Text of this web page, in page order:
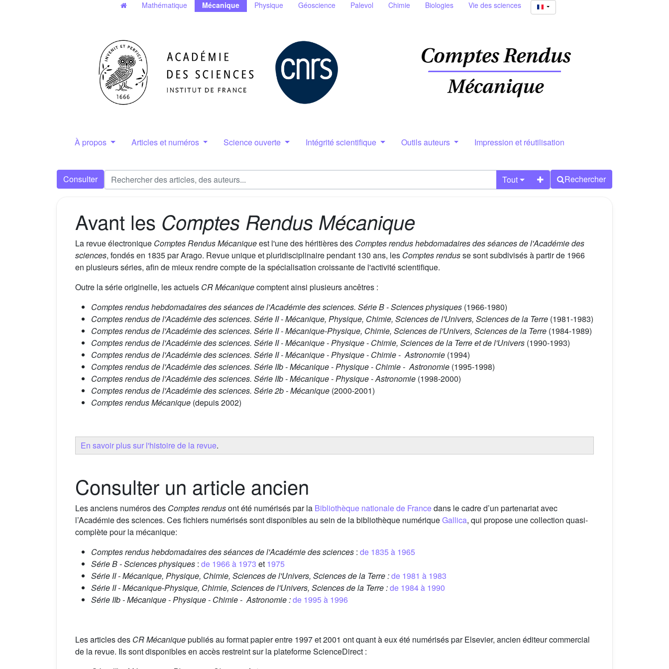
Mathématique Mécanique Physique Géoscience Palevol Chimie Biologies Vie des sciences
À propos Articles et numéros Science ouverte Intégrité scientifique Outils auteurs Impression et réutilisation
Consulter Tout Rechercher
Avant les Comptes Rendus Mécanique
La revue électronique Comptes Rendus Mécaniqueest l'une des héritières des Comptes rendus hebdomadaires des séances de l'Académie des
sciences, fondés en 1835 par Arago. Revue unique et pluridisciplinaire pendant 130 ans, les Comptes rendusse sont subdivisés à partir de 1966
en plusieurs séries, afin de mieux rendre compte de la spécialisation croissante de l'activité scientifique.
Outre la série originelle, les actuels CR Mécaniquecomptent ainsi plusieurs ancêtres :
Comptes rendus hebdomadaires des séances de l'Académie des sciences. Série B - Sciences physiques (1966-1980)
Comptes rendus de l'Académie des sciences. Série II - Mécanique, Physique, Chimie, Sciences de l'Univers, Sciences de la Terre (1981-1983)
Comptes rendus de l'Académie des sciences. Série II - Mécanique-Physique, Chimie, Sciences de l'Univers, Sciences de la Terre (1984-1989)
Comptes rendus de l'Académie des sciences. Série II - Mécanique - Physique - Chimie, Sciences de la Terre et de l'Univers (1990-1993)
Comptes rendus de l'Académie des sciences. Série II - Mécanique - Physique - Chimie - Astronomie (1994)
Comptes rendus de l'Académie des sciences. Série IIb - Mécanique - Physique - Chimie - Astronomie (1995-1998)
Comptes rendus de l'Académie des sciences. Série IIb - Mécanique - Physique - Astronomie (1998-2000)
Comptes rendus de l'Académie des sciences. Série 2b - Mécanique (2000-2001)
Comptes rendus Mécanique (depuis 2002)
En savoir plus sur l'histoire de la revue.
Consulter un article ancien
Les anciens numéros des Comptes rendusont été numérisés par la Bibliothèque nationale de Francedans le cadre d’un partenariat avec
l’Académie des sciences. Ces fichiers numérisés sont disponibles au sein de la bibliothèque numériqueGallica, qui propose une collection quasi-
complète pour la mécanique:
Comptes rendus hebdomadaires des séances de l'Académie des sciences : de 1835 à 1965
Série B - Sciences physiques : de 1966 à 1973 et 1975
Série II - Mécanique, Physique, Chimie, Sciences de l'Univers, Sciences de la Terre :de 1981 à 1983
Série II - Mécanique-Physique, Chimie, Sciences de l'Univers, Sciences de la Terre :de 1984 à 1990
Série IIb - Mécanique - Physique - Chimie - Astronomie :de 1995 à 1996
Les articles des CR Mécaniquepubliés au format papier entre 1997 et 2001 ont quant à eux été numérisés par Elsevier, ancien éditeur commercial
de la revue. Ils sont disponibles en accès restreint sur la plateforme ScienceDirect :